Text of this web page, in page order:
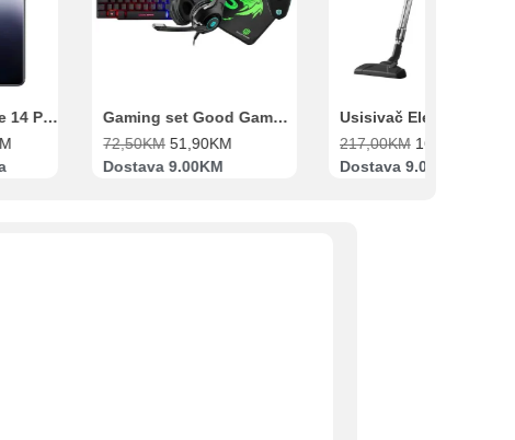
Xiaomi Redmi Note 14 Pro 8GB 256GB Crni
Gaming set Good Game Tastatura, Miš, Slušalice i podloga za miš
72,50KM 51,90KM
Dostava 9.00KM
217,00KM 169,00
Dostava 9.00KM